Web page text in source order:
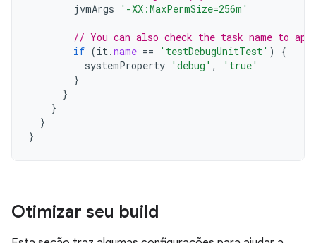
jvmArgs
'-XX:MaxPermSize=256m'
// You can also check the task name to
if (it.name == 'testDebugUnitTest' )
{
systemProperty 'debug' ,
'true'
}
}
}
}
}
Otimizar seu build